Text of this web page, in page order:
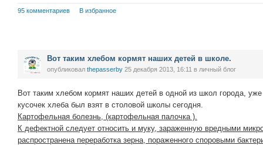
95 комментариев В избранное
Вот таким хлебом кормят наших детей в школе.
опубликовал thepasserby 25 декабря 2013, 16:11 в личный блог
Вот таким хлебом кормят наших детей в одной из школ города,
кусочек хлеба был взят в столовой школы сегодня.
Картофельная болезнь, (картофельная палочка ).
К дефектной следует относить и муку, зараженную вредными
распространена переработка зерна, пораженного споровыми